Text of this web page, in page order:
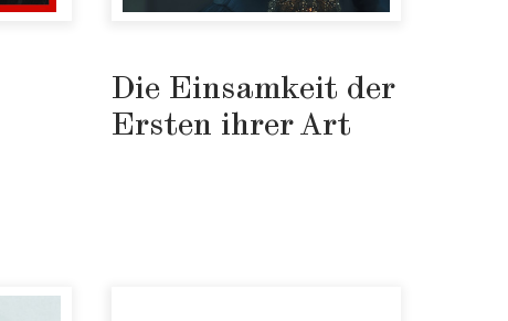
Die Einsamkeit der
Ersten ihrer Art